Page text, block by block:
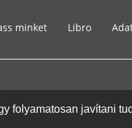
folyamatosan javítani
minket Libro